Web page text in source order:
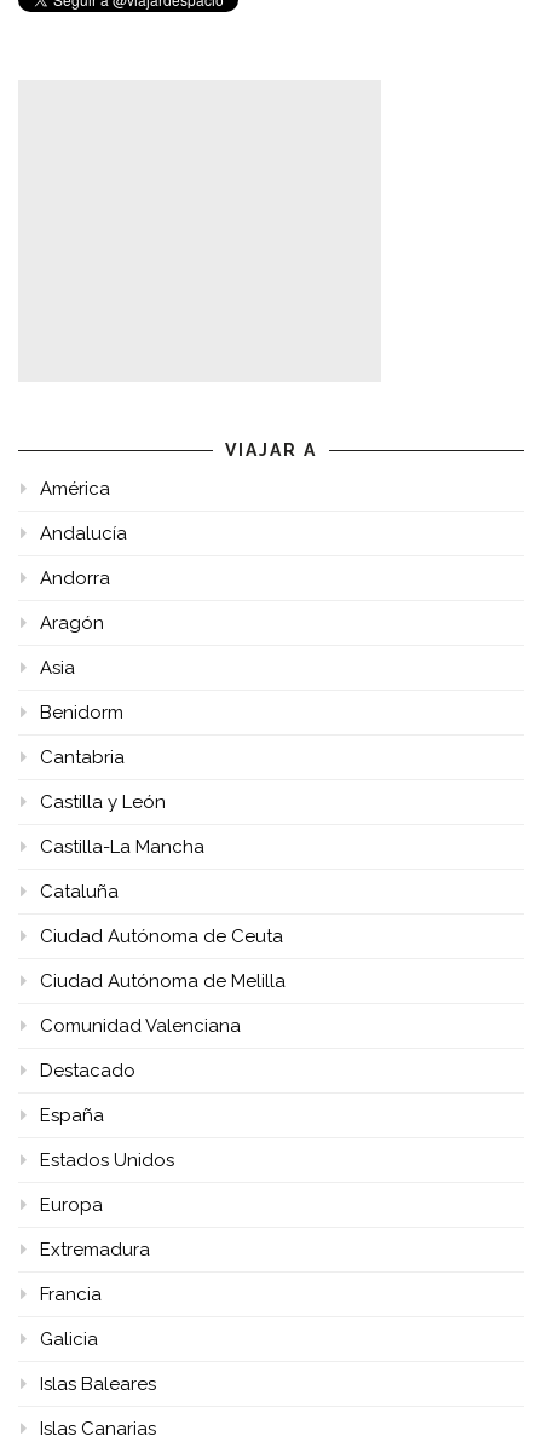
VIAJAR A
América
Andalucía
Andorra
Aragón
Asia
Benidorm
Cantabria
Castilla y León
Castilla-La Mancha
Cataluña
Ciudad Autónoma de Ceuta
Ciudad Autónoma de Melilla
Comunidad Valenciana
Destacado
España
Estados Unidos
Europa
Extremadura
Francia
Galicia
Islas Baleares
Islas Canarias